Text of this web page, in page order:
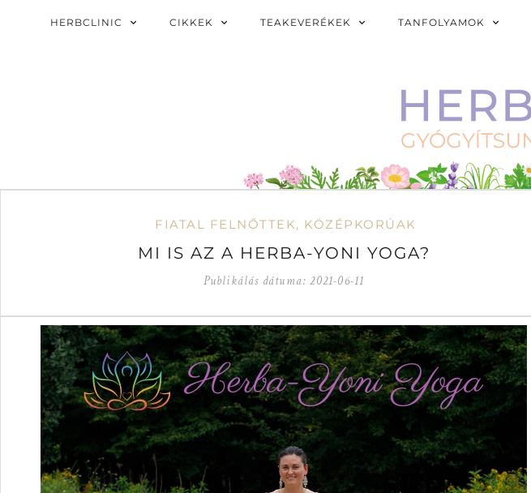
HERBCLINIC CIKKEK TEAKEVERÉKEK TANFOLYAMOK
FIATAL FELNŐTTEK, KÖZÉPKORÚAK
MI IS AZ A HERBA-YONI YOGA?
Publikálás dátuma:2021-06-11